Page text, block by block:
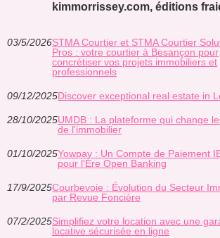
kimmorrissey.com, éditions
03/5/2026STMA Courtier et STMA Courtier
Pros : votre courtier à Besançon pour
concrétiser vos projets immobiliers et
professionnels
09/12/2025Discover exceptional real estate in
28/10/2025UMDB : La plateforme qui change
de l'immobilier
01/10/2025Yowpay : Un Compte de Paiement
pour l'Ère Open Banking
17/9/2025Courbevoie : Évolution du Secteur
par Revue Foncière
07/2/2025Simplifiez votre location avec une
locative sécurisée en ligne